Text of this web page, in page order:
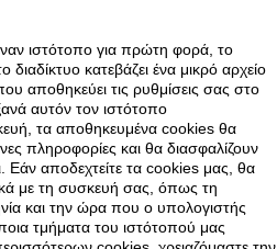
ιστότοπο για πρώτη φορά, το
κατεβάζει ένα μικρό αρχείο
αποθηκεύει τις ρυθμίσεις σας στο
αυτόν τον ιστότοπο
τα αποθηκευμένα cookies θα
πληροφορίες και θα διασφαλίζουν
Εάν αποδεχτείτε τα cookies μας, θα
με τη συσκευή σας, όπως τη
και την ώρα που ο υπολογιστής
τμήματα του ιστότοπού μας